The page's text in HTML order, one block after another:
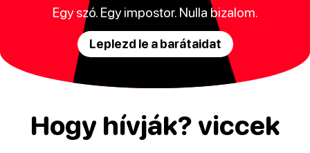
Egy szó. Egy impostor. Nulla bizalom.
Leplezd le a barátaidat
Hogy hívják? viccek